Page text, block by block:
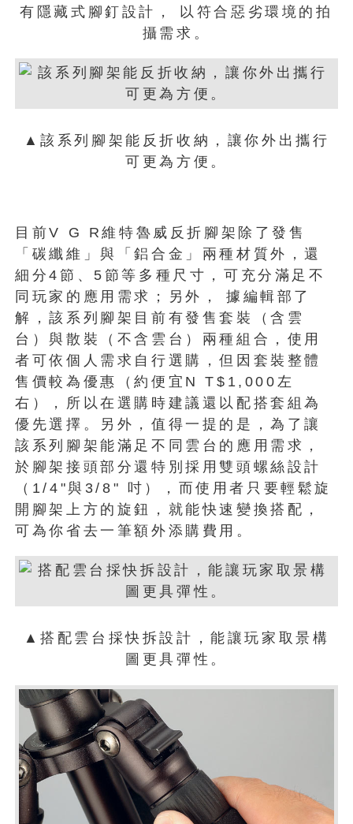
有隱藏式腳釘設計， 以符合惡劣環境的拍
攝需求。
▲該系列腳架能反折收納，讓你外出攜行
可更為方便。
目前V G R維特魯威反折腳架除了發售
「碳纖維」與「鋁合金」兩種材質外，還
細分4節、5節等多種尺寸，可充分滿足不
同玩家的應用需求；另外， 據編輯部了
解，該系列腳架目前有發售套裝（含雲
台）與散裝（不含雲台）兩種組合，使用
者可依個人需求自行選購，但因套裝整體
售價較為優惠（約便宜N T$1,000左
右），所以在選購時建議還以配搭套組為
優先選擇。另外，值得一提的是，為了讓
該系列腳架能滿足不同雲台的應用需求，
於腳架接頭部分還特別採用雙頭螺絲設計
（1/4"與3/8" 吋），而使用者只要輕鬆旋
開腳架上方的旋鈕，就能快速變換搭配，
可為你省去一筆額外添購費用。
▲搭配雲台採快拆設計，能讓玩家取景構
圖更具彈性。